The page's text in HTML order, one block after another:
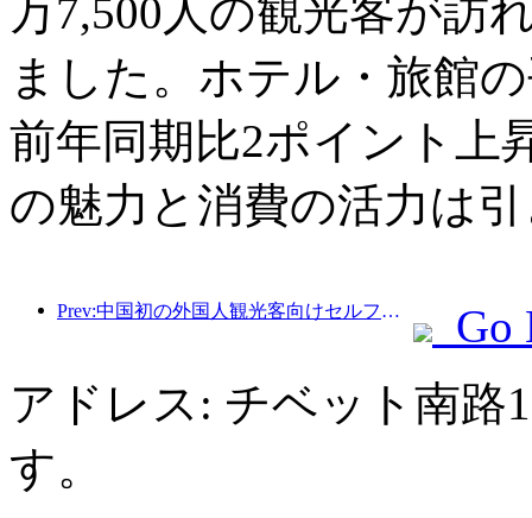
万7,500人の観光客が訪
ました。ホテル・旅館
前年同期比2ポイント上
の魅力と消費の活力は
Prev:中国初の外国人観光客向けセルフサービス文化観光消費システムが上海で開始
Go
アドレス: チベット南路
す。